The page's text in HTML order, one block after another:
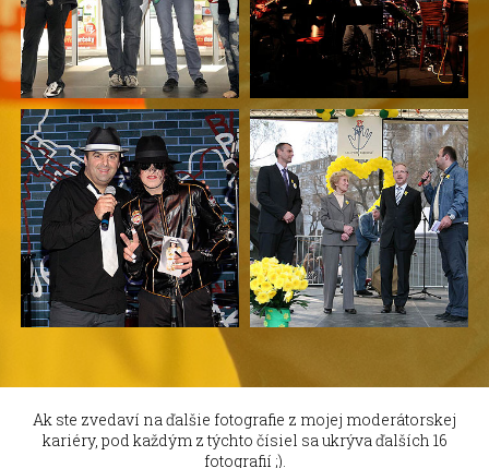
Ak ste zvedaví na ďalšie fotografie z mojej moderátorskej
kariéry, pod každým z týchto čísiel sa ukrýva ďalších 16
fotografií ;).